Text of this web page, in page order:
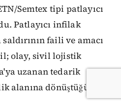
Semtex tipi patlayıcı
Patlayıcı infilak
faili ve amacı
olay, sivil lojistik
uzanan tedarik
alanına dönüştüğünü